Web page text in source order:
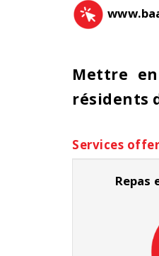
www.
Mettre
résidents
Services